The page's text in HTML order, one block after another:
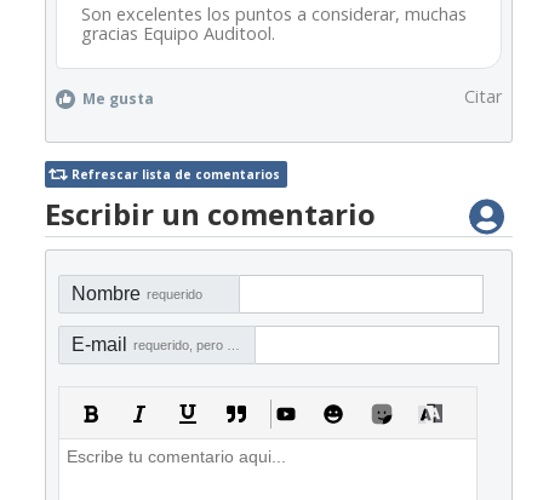
Son excelentes los puntos a considerar, muchas
gracias Equipo Auditool.
Me gusta Citar
Refrescar lista de comentarios
Escribir un comentario
Nombre requerido
E-mail